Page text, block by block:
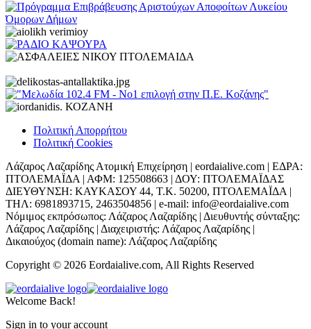
Πολιτική Απορρήτου
Πολιτική Cookies
Λάζαρος Λαζαρίδης Ατομική Επιχείρηση | eordaialive.com | ΕΔΡΑ:
ΠΤΟΛΕΜΑΪΔΑ | ΑΦΜ: 125508663 | ΔΟΥ: ΠΤΟΛΕΜΑΪΔΑΣ
ΔΙΕΥΘΥΝΣΗ: ΚΑΥΚΑΣΟΥ 44, Τ.Κ. 50200, ΠΤΟΛΕΜΑΪΔΑ |
ΤΗΛ: 6981893715, 2463504856 | e-mail: info@eordaialive.com
Νόμιμος εκπρόσωπος: Λάζαρος Λαζαρίδης | Διευθυντής σύνταξης:
Λάζαρος Λαζαρίδης | Διαχειριστής: Λάζαρος Λαζαρίδης |
Δικαιούχος (domain name): Λάζαρος Λαζαρίδης
Copyright © 2026 Eordaialive.com, All Rights Reserved
Welcome Back!
Sign in to your account